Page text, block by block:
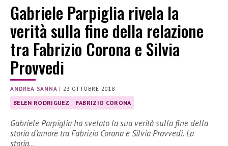
Gabriele Parpiglia rivela la
verità sulla fine della relazione
tra Fabrizio Corona e Silvia
Provvedi
ANDREA SANNA |23 OTTOBRE 2018
BELEN RODRIGUEZ FABRIZIO CORONA
Gabriele Parpiglia ha svelato la sua verità sulla fine della
storia d’amore tra Fabrizio Corona e Silvia Provvedi. La
storia…